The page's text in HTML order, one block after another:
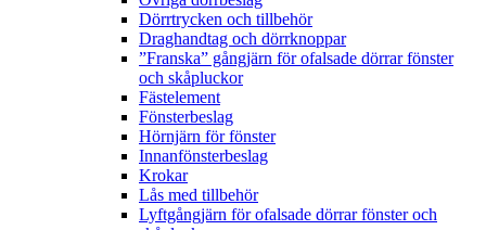
Dörrtrycken och tillbehör
Draghandtag och dörrknoppar
”Franska” gångjärn för ofalsade dörrar fönster
och skåpluckor
Fästelement
Fönsterbeslag
Hörnjärn för fönster
Innanfönsterbeslag
Krokar
Lås med tillbehör
Lyftgångjärn för ofalsade dörrar fönster och